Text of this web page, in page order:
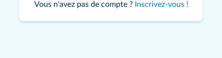
Vous n'avez pas de compte ? Inscrivez-vous !